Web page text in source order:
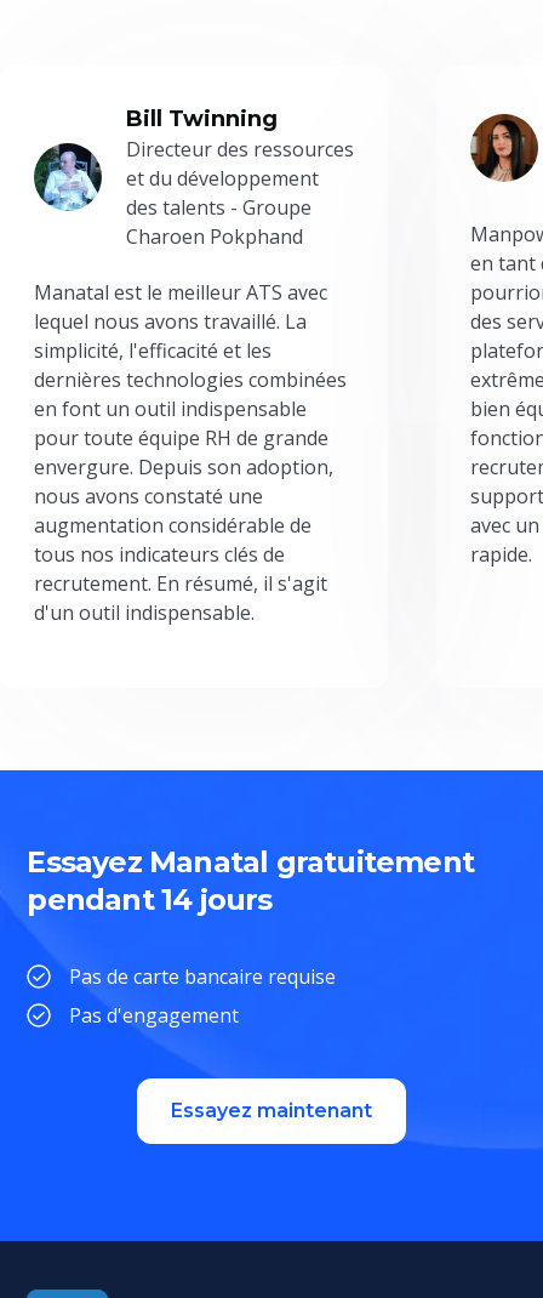
Bill Twinning
Directeur des ressources
et du développement
des talents - Groupe
Charoen Pokphand
Manatal est le meilleur ATS avec
lequel nous avons travaillé. La
simplicité, l'efficacité et les
dernières technologies combinées
en font un outil indispensable
pour toute équipe RH de grande
envergure. Depuis son adoption,
nous avons constaté une
augmentation considérable de
tous nos indicateurs clés de
recrutement. En résumé, il s'agit
d'un outil indispensable.
en tant
des
bien
avec
rapide.
Essayez Manatal gratuitement
pendant 14 jours
Pas de carte bancaire requise
Pas d'engagement
Essayez maintenant